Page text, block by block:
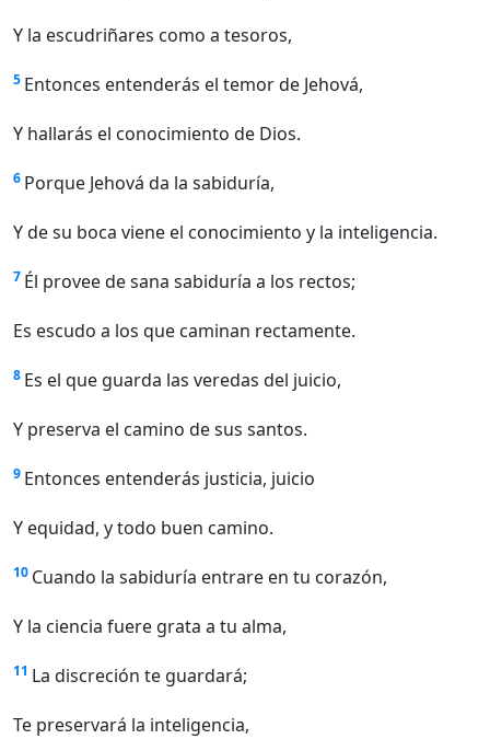
Y la escudriñares como a tesoros,
5 Entonces entenderás el temor de Jehová,
Y hallarás el conocimiento de Dios.
6 Porque Jehová da la sabiduría,
Y de su boca viene el conocimiento y la inteligencia.
7 Él provee de sana sabiduría a los rectos;
Es escudo a los que caminan rectamente.
8 Es el que guarda las veredas del juicio,
Y preserva el camino de sus santos.
9 Entonces entenderás justicia, juicio
Y equidad, y todo buen camino.
10 Cuando la sabiduría entrare en tu corazón,
Y la ciencia fuere grata a tu alma,
11 La discreción te guardará;
Te preservará la inteligencia,